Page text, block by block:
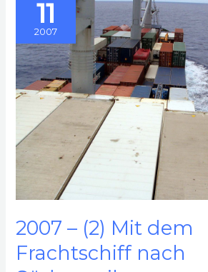
durch
Südamerika
11
2007
2007 – (2) Mit dem
Frachtschiff nach